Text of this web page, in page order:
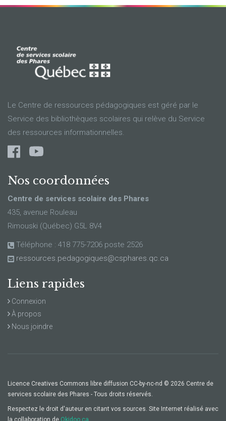
Le Centre de ressources pédagogiques est géré par le
Service des bibliothèques scolaires qui relève du Service
des ressources informationnelles.
Nos coordonnées
Centre de services scolaire des Phares
435, avenue Rouleau
Rimouski (Québec) G5L 8V4
Téléphone : 418 775-7206 poste 2526
ressources.pedagogiques@csphares.qc.ca
Liens rapides
Connexion
À propos
Nous joindre
Licence Creatives Commons libre diffusion CC-by-nc-nd © 2026 Centre de
services scolaire des Phares - Tous droits réservés.
Respectez le droit d'auteur en citant vos sources. Site Internet réalisé avec